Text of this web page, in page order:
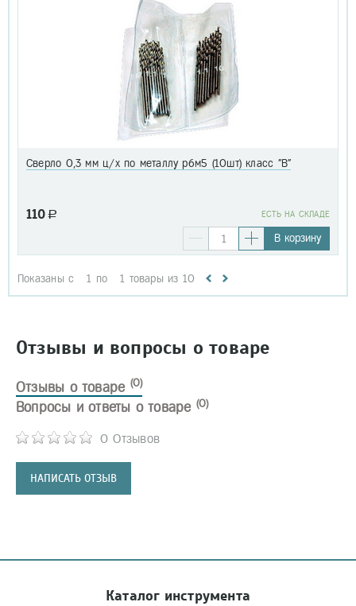
Сверло 0,3 мм ц/х по металлу р6м5 (10шт) класс "В"
110 a EСТЬ НА СКЛАДЕ
В корзину
Показаны с 1 по 1 товары из 10
Отзывы и вопросы о товаре
Отзывы о товаре (0)
0 Отзывов
НАПИСАТЬ ОТЗЫВ
Вопросы и ответы о товаре (0)
Каталог инструмента